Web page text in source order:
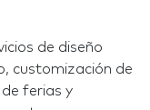
de diseño
customización de
ferias y